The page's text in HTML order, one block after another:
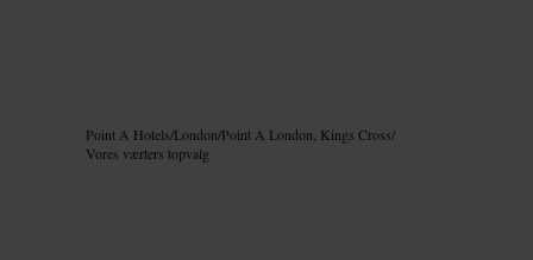
Point A Hotels/London/Point A London, Kings Cross/
Vores værters topvalg